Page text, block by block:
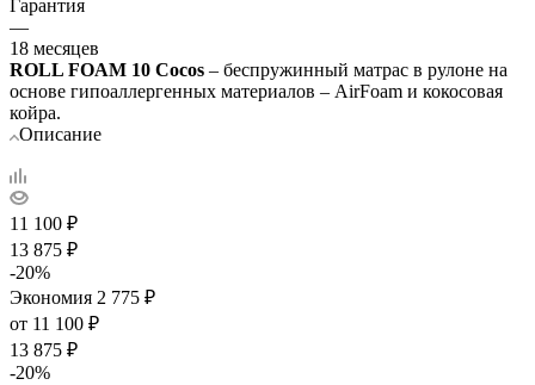
Гарантия
—
18 месяцев
ROLL FOAM 10 Cocos – беспружинный матрас в рулоне на
основе гипоаллергенных материалов – AirFoam и кокосовая
койра.
Описание
11 100 ₽
13 875 ₽
-20%
Экономия 2 775 ₽
от 11 100 ₽
13 875 ₽
-20%